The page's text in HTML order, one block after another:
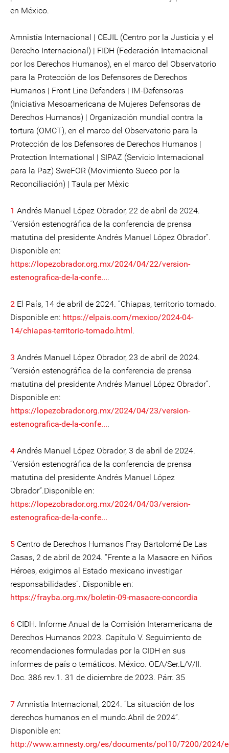
en México.
Amnistía Internacional | CEJIL (Centro por la Justicia y el
Derecho Internacional) | FIDH (Federación Internacional
por los Derechos Humanos), en el marco del Observatorio
para la Protección de los Defensores de Derechos
Humanos | Front Line Defenders | IM-Defensoras
(Iniciativa Mesoamericana de Mujeres Defensoras de
Derechos Humanos) | Organización mundial contra la
tortura (OMCT), en el marco del Observatorio para la
Protección de los Defensores de Derechos Humanos |
Protection International | SIPAZ (Servicio Internacional
para la Paz) SweFOR (Movimiento Sueco por la
Reconciliación) | Taula per Mèxic
1 Andrés Manuel López Obrador, 22 de abril de 2024.
“Versión estenográfica de la conferencia de prensa
matutina del presidente Andrés Manuel López Obrador”.
Disponible en:
https://lopezobrador.org.mx/2024/04/22/version-
estenografica-de-la-confe....
2 El País, 14 de abril de 2024. “Chiapas, territorio tomado.
Disponible en: https://elpais.com/mexico/2024-04-
14/chiapas-territorio-tomado.html.
3 Andrés Manuel López Obrador, 23 de abril de 2024.
“Versión estenográfica de la conferencia de prensa
matutina del presidente Andrés Manuel López Obrador”.
Disponible en:
https://lopezobrador.org.mx/2024/04/23/version-
estenografica-de-la-confe....
4 Andrés Manuel López Obrador, 3 de abril de 2024.
“Versión estenográfica de la conferencia de prensa
matutina del presidente Andrés Manuel López
Obrador”.Disponible en:
https://lopezobrador.org.mx/2024/04/03/version-
estenografica-de-la-confe...
5 Centro de Derechos Humanos Fray Bartolomé De Las
Casas, 2 de abril de 2024. “Frente a la Masacre en Niños
Héroes, exigimos al Estado mexicano investigar
responsabilidades”. Disponible en:
https://frayba.org.mx/boletin-09-masacre-concordia
6 CIDH. Informe Anual de la Comisión Interamericana de
Derechos Humanos 2023. Capítulo V. Seguimiento de
recomendaciones formuladas por la CIDH en sus
informes de país o temáticos. México. OEA/Ser.L/V/II.
Doc. 386 rev.1. 31 de diciembre de 2023. Párr. 35
7 Amnistía Internacional, 2024. “La situación de los
derechos humanos en el mundo.Abril de 2024”.
Disponible en:
http://www.amnesty.org/es/documents/pol10/7200/2024/